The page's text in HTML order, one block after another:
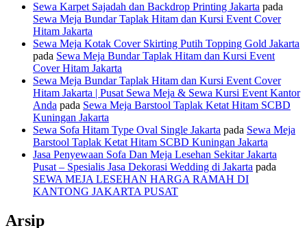
Sewa Karpet Sajadah dan Backdrop Printing Jakarta pada
Sewa Meja Bundar Taplak Hitam dan Kursi Event Cover
Hitam Jakarta
Sewa Meja Kotak Cover Skirting Putih Topping Gold Jakarta
pada Sewa Meja Bundar Taplak Hitam dan Kursi Event
Cover Hitam Jakarta
Sewa Meja Bundar Taplak Hitam dan Kursi Event Cover
Hitam Jakarta | Pusat Sewa Meja & Sewa Kursi Event Kantor
Anda pada Sewa Meja Barstool Taplak Ketat Hitam SCBD
Kuningan Jakarta
Sewa Sofa Hitam Type Oval Single Jakarta pada Sewa Meja
Barstool Taplak Ketat Hitam SCBD Kuningan Jakarta
Jasa Penyewaan Sofa Dan Meja Lesehan Sekitar Jakarta
Pusat – Spesialis Jasa Dekorasi Wedding di Jakarta pada
SEWA MEJA LESEHAN HARGA RAMAH DI
KANTONG JAKARTA PUSAT
Arsip